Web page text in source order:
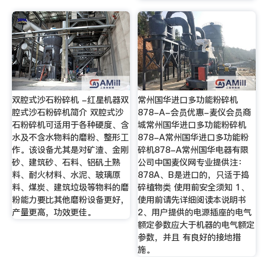
双腔式沙石粉碎机 -红星机器双
腔式沙石粉碎机简介 双腔式沙
石粉碎机可适用于各种硬度、含
水及不含水物料的磨粉、整形工
作。该设备尤其是对矿渣、金刚
砂、建筑砂、石料、铝矾土熟
料、耐火材料、水泥、玻璃原
料、煤炭、建筑垃圾等物料的磨
粉能力要比其他磨粉设备更好，
产量更高，功效更佳。
常州国华进口多功能粉碎机
878-A-会员优惠-麦仪会员商
城常州国华进口多功能粉碎机
878-A常州国华进口多功能粉
碎机878-A常州国华电器有限
公司中国麦仪网专业提供注：
878A、B是进口的，只适于捣
碎植物类 使用前安全须知 1、
使用前请先详细阅读本说明书
2、用户提供的电源插座的电气
额定参数应大于机器的电气额定
参数，并且 有良好的接地措
施。